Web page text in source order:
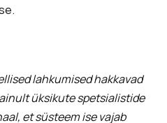
lahkumised hakkavad
üksikute spetsialistide
et süsteem ise vajab